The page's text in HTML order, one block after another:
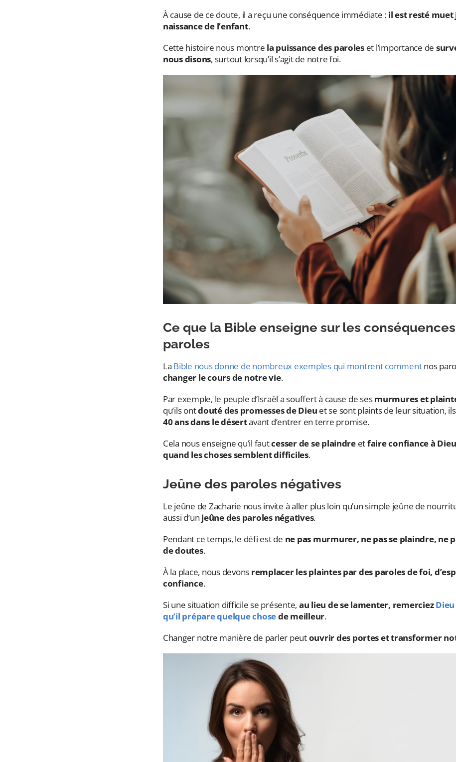
À cause de ce doute, il a reçu une conséquence immédiate : il est resté muet
naissance de l’enfant.
Cette histoire nous montre la puissance des paroles et l’importance de
nous disons, surtout lorsqu’il s’agit de notre foi.
Ce que la Bible enseigne sur les
paroles
La Bible nous donne de nombreux exemples qui montrent commentnos
changer le cours de notre vie.
Par exemple, le peuple d’Israël a souffert à cause de sesmurmures et
qu’ils ontdouté des promesses de Dieu et se sont plaints de leur situation,
40 ans dans le désertavant d’entrer en terre promise.
Cela nous enseigne qu’il fautcesser de se plaindre etfaire confiance à
quand les choses semblent difficiles.
Jeûne des paroles négatives
Le jeûne de Zacharie nous invite à aller plus loin qu’un simple jeûne de
aussi d’un jeûne des paroles négatives.
Pendant ce temps, le défi est de ne pas murmurer, ne pas se plaindre, ne
de doutes.
À la place, nous devons remplacer les plaintes par des paroles de foi,
confiance.
Si une situation difficile se présente, au lieu de se lamenter, remerciez
qu’il prépare quelque chosede meilleur.
Changer notre manière de parler peutouvrir des portes et transformer